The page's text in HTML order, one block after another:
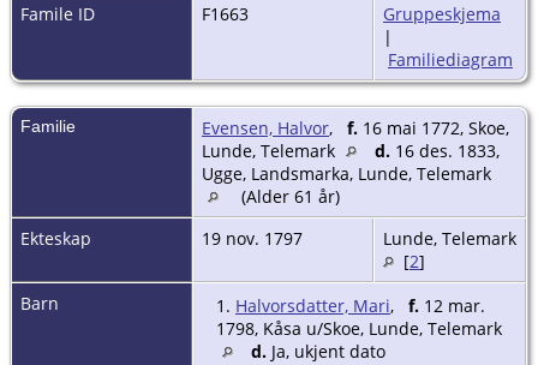
Famile ID
F1663
Gruppeskjema
|
Familiediagram
Familie Evensen, Halvor, f. 16 mai 1772, Skoe,
Lunde, Telemark
d. 16 des. 1833,
Ugge, Landsmarka, Lunde, Telemark
(Alder 61 år)
Ekteskap
19 nov. 1797
Lunde, Telemark
[2]
Barn
1. Halvorsdatter, Mari, f. 12 mar.
1798, Kåsa u/Skoe, Lunde, Telemark
d. Ja, ukjent dato